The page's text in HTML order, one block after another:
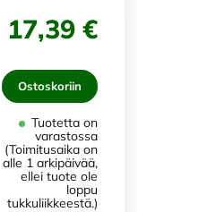
17,39 €
Ostoskoriin
Tuotetta on
varastossa
(Toimitusaika on
alle 1 arkipäivää,
ellei tuote ole
loppu
tukkuliikkeestä.)